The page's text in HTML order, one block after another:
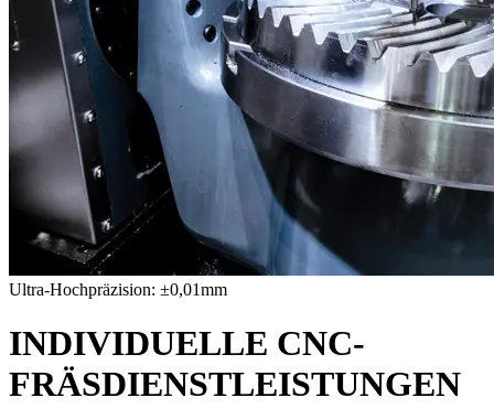
Ultra-Hochpräzision: ±0,01mm
INDIVIDUELLE CNC-
FRÄSDIENSTLEISTUNGEN